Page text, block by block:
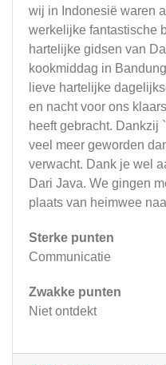
wij in Indonesië waren
werkelijke fantastische
hartelijke gidsen van
kookmiddag in
lieve hartelijke
en nacht voor ons
heeft gebracht. Dankzij
veel meer geworden
verwacht. Dank je wel
Dari Java. We gingen
plaats van heimwee
Sterke punten
Communicatie
Zwakke punten
Niet ontdekt